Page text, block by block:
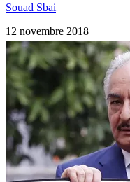
Souad Sbai
12 novembre 2018